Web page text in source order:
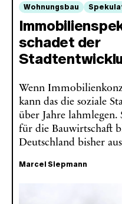
Wohnungsbau
schadet der
Wenn
kann das die soziale
über Jahre lahmlegen.
für die Bauwirtschaft
Deutschland bisher
Marcel Siepmann